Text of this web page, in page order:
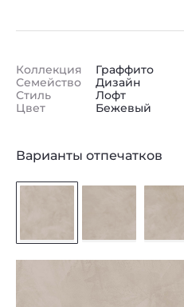
Коллекция
Семейство
Стиль
Цвет
Граффито
Дизайн
Лофт
Бежевый
Варианты отпечатков